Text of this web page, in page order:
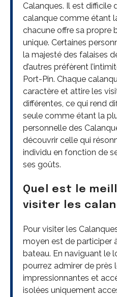
Calanques. Il est difficile
calanque comme étant
chacune offre sa propre
unique. Certaines
la majesté des falaises
d’autres préfèrent
Port-Pin. Chaque
caractère et attire les
différentes, ce qui rend
seule comme étant la
personnelle des
découvrir celle qui
individu en fonction de
ses goûts.
Quel est le
visiter les
Pour visiter les
moyen est de participer
bateau. En naviguant le
pourrez admirer de près
impressionnantes et
isolées uniquement